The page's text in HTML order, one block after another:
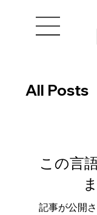
All Posts
この言
記事が公開